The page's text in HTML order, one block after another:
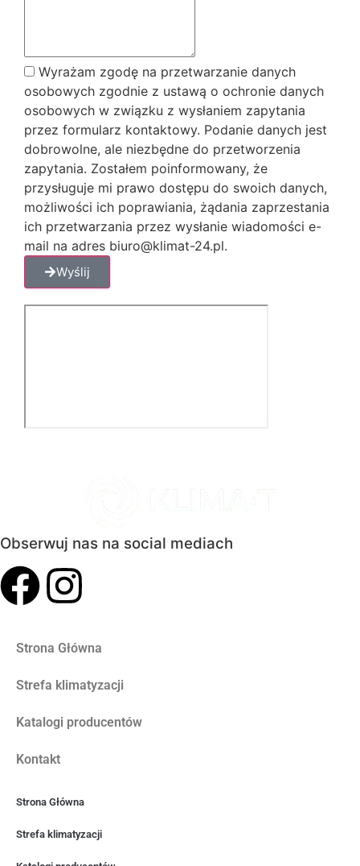
Wyrażam zgodę na przetwarzanie danych
osobowych zgodnie z ustawą o ochronie danych
osobowych w związku z wysłaniem zapytania
przez formularz kontaktowy. Podanie danych jest
dobrowolne, ale niezbędne do przetworzenia
zapytania. Zostałem poinformowany, że
przysługuje mi prawo dostępu do swoich danych,
możliwości ich poprawiania, żądania zaprzestania
ich przetwarzania przez wysłanie wiadomości e-
mail na adres biuro@klimat-24.pl.
Wyślij
Obserwuj nas na social mediach
Strona Główna
Strefa klimatyzacji
Katalogi producentów
Kontakt
Strona Główna
Strefa klimatyzacji